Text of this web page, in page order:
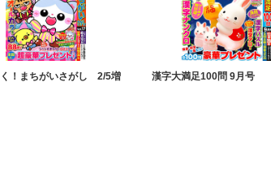
！まちがいさがし 2/5増
漢字大満足100問 9月号